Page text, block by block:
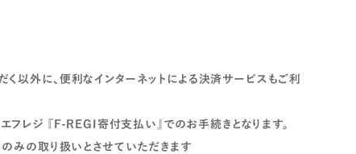
以外に、便利なインターネットによる決済サービスもご利
レジ 『F-REGI寄付支払い』でのお手続きとなります。
のみの取り扱いとさせていただきます